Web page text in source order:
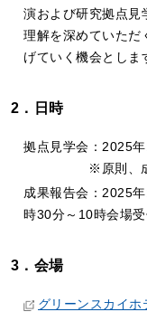
演および研究拠点⾒
理解を深めていただ
げていく機会としま
2．日時
拠点⾒学会：2025
※原則、
成果報告会：2025
時30分～10時会場受
3．会場
グリーンスカイ